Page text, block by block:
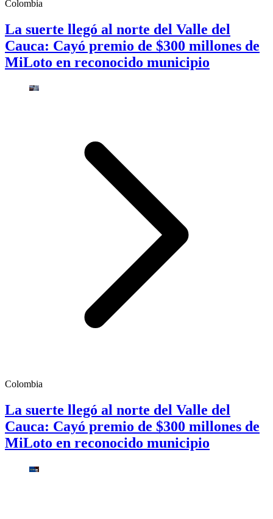
Colombia
La suerte llegó al norte del Valle del
Cauca: Cayó premio de $300 millones de
MiLoto en reconocido municipio
Colombia
La suerte llegó al norte del Valle del
Cauca: Cayó premio de $300 millones de
MiLoto en reconocido municipio